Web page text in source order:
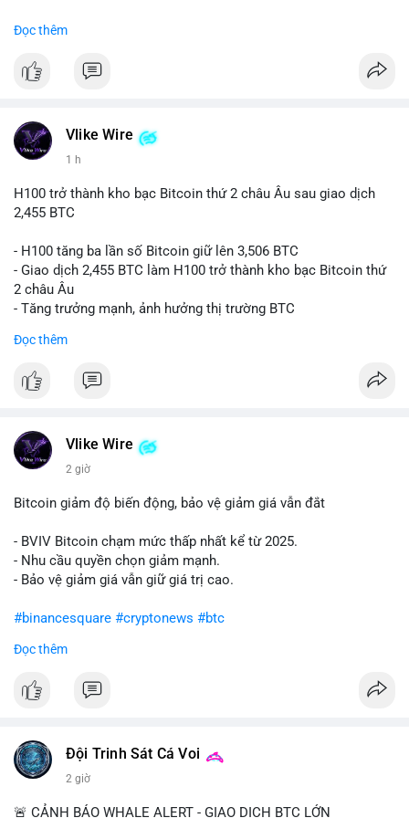
📰 Nguồn: CoinDesk
Đọc thêm
Vlike Wire
1 h
H100 trở thành kho bạc Bitcoin thứ 2 châu Âu sau giao dịch
2,455 BTC
- H100 tăng ba lần số Bitcoin giữ lên 3,506 BTC
- Giao dịch 2,455 BTC làm H100 trở thành kho bạc Bitcoin thứ
2 châu Âu
- Tăng trưởng mạnh, ảnh hưởng thị trường BTC
#binancesquare
$btc
📰 Nguồn: Cointelegraph
Đọc thêm
Vlike Wire
2 giờ
Bitcoin giảm độ biến động, bảo vệ giảm giá vẫn đắt
- BVIV Bitcoin chạm mức thấp nhất kể từ 2025.
- Nhu cầu quyền chọn giảm mạnh.
- Bảo vệ giảm giá vẫn giữ giá trị cao.
#binancesquare #cryptonews #btc
$btc
#vlikevn #titanbot
Đọc thêm
Đội Trinh Sát Cá Voi
2 giờ
🚨 CẢNH BÁO WHALE ALERT - GIAO DỊCH BTC LỚN